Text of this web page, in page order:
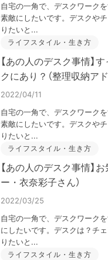
自宅の一角で、デスクワーク
素敵にしたいです。デスクや
りたいと...
ライフスタイル・生き方
【あの人のデスク事情】
クにあり？（整理収納ア
2022/04/11
自宅の一角で、デスクワーク
素敵にしたいです。デスクや
りたいと...
ライフスタイル・生き方
【あの人のデスク事情】
ー・衣奈彩子さん）
2022/03/25
自宅の一角で、デスクワーク
にしたいです。デスクは？チ
りたいと...
ライフスタイル・生き方